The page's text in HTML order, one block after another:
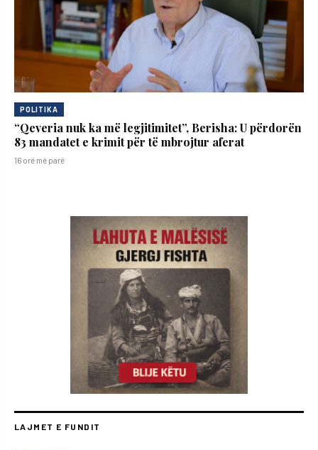
POLITIKA
“Qeveria nuk ka më legjitimitet”, Berisha: U përdorën
83 mandatet e krimit për të mbrojtur aferat
16 orë më parë
LAJMET E FUNDIT